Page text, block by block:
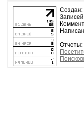
Создан:
Отчеты: